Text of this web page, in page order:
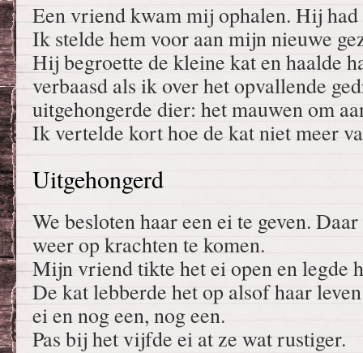
Een vriend kwam mij ophalen. Hij
Ik stelde hem voor aan mijn nieuwe
Hij begroette de kleine kat en haalde
verbaasd als ik over het opvallende
uitgehongerde dier: het mauwen om
Ik vertelde kort hoe de kat niet meer
Uitgehongerd
We besloten haar een ei te geven.
weer op krachten te komen.
Mijn vriend tikte het ei open en legde
De kat lebberde het op alsof haar
ei en nog een, nog een.
Pas bij het vijfde ei at ze wat rustiger.